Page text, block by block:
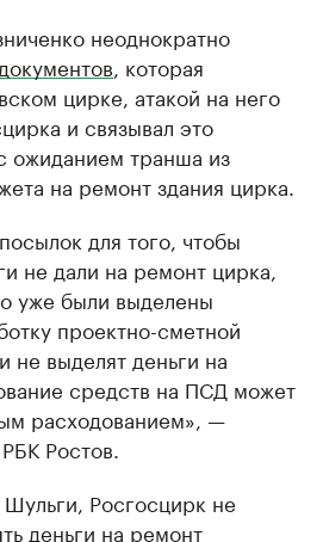
неоднократно
, которая
цирке, атакой на него
и связывал это
ожиданием транша из
на ремонт здания цирка.
для того, чтобы
не дали на ремонт цирка,
уже были выделены
проектно-сметной
не выделят деньги на
средств на ПСД может
расходованием», —
Ростов.
Росгосцирк не
деньги на ремонт